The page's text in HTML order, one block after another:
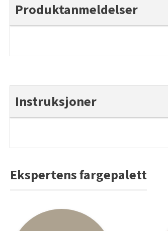
Produktanmeldelser
Instruksjoner
Ekspertens fargepalett